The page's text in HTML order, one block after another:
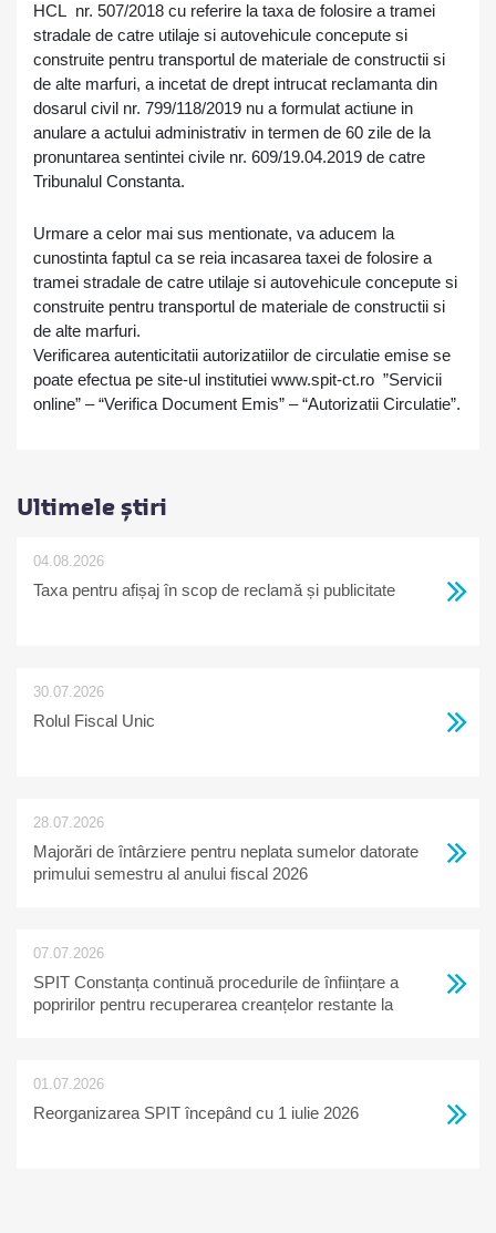
HCL nr. 507/2018 cu referire la taxa de folosire a tramei
stradale de catre utilaje si autovehicule concepute si
construite pentru transportul de materiale de constructii si
de alte marfuri, a incetat de drept intrucat reclamanta din
dosarul civil nr. 799/118/2019 nu a formulat actiune in
anulare a actului administrativ in termen de 60 zile de la
pronuntarea sentintei civile nr. 609/19.04.2019 de catre
Tribunalul Constanta.
Urmare a celor mai sus mentionate, va aducem la
cunostinta faptul ca se reia incasarea taxei de folosire a
tramei stradale de catre utilaje si autovehicule concepute si
construite pentru transportul de materiale de constructii si
de alte marfuri.
Verificarea autenticitatii autorizatiilor de circulatie emise se
poate efectua pe site-ul institutiei www.spit-ct.ro ”Servicii
online” – “Verifica Document Emis” – “Autorizatii Circulatie”.
Ultimele știri
04.08.2026
Taxa pentru afișaj în scop de reclamă și publicitate
30.07.2026
Rolul Fiscal Unic
28.07.2026
Majorări de întârziere pentru neplata sumelor datorate
primului semestru al anului fiscal 2026
07.07.2026
SPIT Constanța continuă procedurile de înființare a
popririlor pentru recuperarea creanțelor restante la
01.07.2026
Reorganizarea SPIT începând cu 1 iulie 2026